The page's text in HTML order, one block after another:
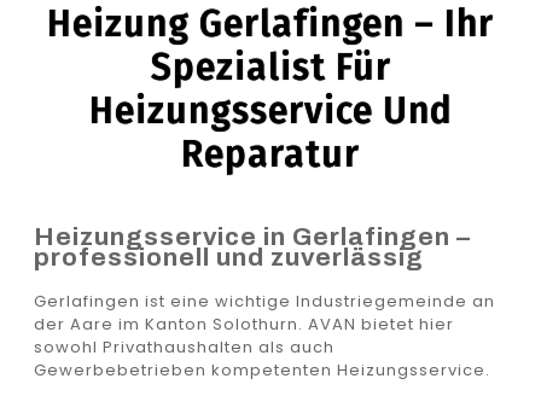
Heizung Gerlafingen – Ihr
Spezialist Für
Heizungsservice Und
Reparatur
Heizungsservice in Gerlafingen –
professionell und zuverlässig
Gerlafingen ist eine wichtige Industriegemeinde an
der Aare im Kanton Solothurn. AVAN bietet hier
sowohl Privathaushalten als auch
Gewerbebetrieben kompetenten Heizungsservice.